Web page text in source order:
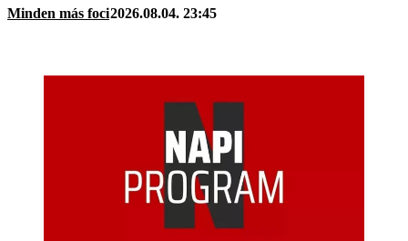
Minden más foci2026.08.04. 23:45